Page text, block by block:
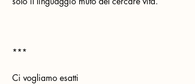
***
Ci vogliamo esatti